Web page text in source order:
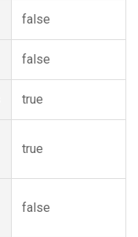
false
false
true
true
false